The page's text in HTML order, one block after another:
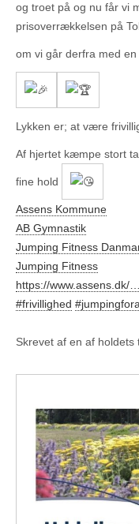
og troet på og nu får vi
prisoverrækkelsen på
om vi går derfra med
Lykken er; at være
Af hjertet kæmpe stort
fine hold
Assens Kommune
AB Gymnastik
Jumping Fitness
Jumping Fitness
https://
#frivillighed
Skrevet af en af